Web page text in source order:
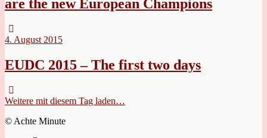
are the new European Champions
4. August 2015
EUDC 2015 – The first two days
Weitere mit diesem Tag laden…
© Achte Minute